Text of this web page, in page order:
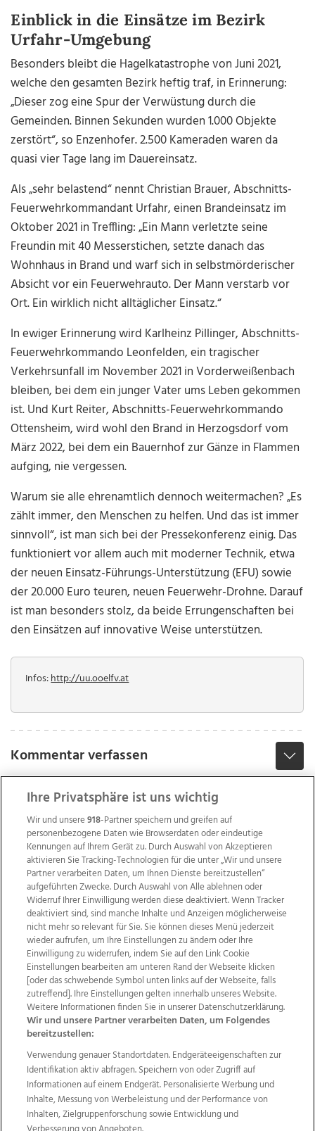
Einblick in die Einsätze im Bezirk
Urfahr-Umgebung
Besonders bleibt die Hagelkatastrophe von Juni 2021,
welche den gesamten Bezirk heftig traf, in Erinnerung:
„Dieser zog eine Spur der Verwüstung durch die
Gemeinden. Binnen Sekunden wurden 1.000 Objekte
zerstört“, so Enzenhofer. 2.500 Kameraden waren da
quasi vier Tage lang im Dauereinsatz.
Als „sehr belastend“ nennt Christian Brauer, Abschnitts-
Feuerwehrkommandant Urfahr, einen Brandeinsatz im
Oktober 2021 in Treffling: „Ein Mann verletzte seine
Freundin mit 40 Messerstichen, setzte danach das
Wohnhaus in Brand und warf sich in selbstmörderischer
Absicht vor ein Feuerwehrauto. Der Mann verstarb vor
Ort. Ein wirklich nicht alltäglicher Einsatz.“
In ewiger Erinnerung wird Karlheinz Pillinger, Abschnitts-
Feuerwehrkommando Leonfelden, ein tragischer
Verkehrsunfall im November 2021 in Vorderweißenbach
bleiben, bei dem ein junger Vater ums Leben gekommen
ist. Und Kurt Reiter,Abschnitts-Feuerwehrkommando
Ottensheim, wird wohl den Brand in Herzogsdorf vom
März 2022, bei dem ein Bauernhof zur Gänze in Flammen
aufging, nie vergessen.
Warum sie alle ehrenamtlich dennoch weitermachen? „Es
zählt immer, den Menschen zu helfen. Und das ist immer
sinnvoll“, ist man sich bei der Pressekonferenz einig. Das
funktioniert vor allem auch mit moderner Technik, etwa
der neuen Einsatz-Führungs-Unterstützung (EFU) sowie
der 20.000 Euro teuren, neuen Feuerwehr-Drohne. Darauf
ist man besonders stolz, da beide Errungenschaften bei
den Einsätzen auf innovative Weise unterstützen.
Infos:http://uu.ooelfv.at
Kommentar verfassen
Wir über uns Mediadaten Kontakt
Jobs
Datenschutz
Impressum
AGB Anzeigekunden
AGB Website
Ehrenkodex Politische Werbung
Weitere Angebote des Medienhauses Wimmer
TV1 di-mog-i.at OÖNow
Ischler Woche
Life Radio
OÖNachrichten
OÖN Immobilien
OÖN Karriere
OÖN Reise
Promenaden Galerien
Ihre Privatsphäre ist uns wichtig
Wir und unsere918-Partner speichern und greifen auf
personenbezogene Daten wie Browserdaten oder eindeutige
Kennungen auf Ihrem Gerät zu. Durch Auswahl von Akzeptieren
aktivieren Sie Tracking-Technologien für die unter „Wir und unsere
Partner verarbeiten Daten, um Ihnen Dienste bereitzustellen“
aufgeführten Zwecke. Durch Auswahl von Alle ablehnen oder
Widerruf Ihrer Einwilligung werden diese deaktiviert. Wenn Tracker
deaktiviert sind, sind manche Inhalte und Anzeigen möglicherweise
nicht mehr so relevant für Sie. Sie können dieses Menü jederzeit
wieder aufrufen, um Ihre Einstellungen zu ändern oder Ihre
Einwilligung zu widerrufen, indem Sie auf den Link Cookie
Einstellungen bearbeiten am unteren Rand der Webseite klicken
[oder das schwebende Symbol unten links auf der Webseite, falls
zutreffend]. Ihre Einstellungen gelten innerhalb unseres Website.
Weitere Informationen finden Sie in unserer Datenschutzerklärung.
Wir und unsere Partner verarbeiten Daten, um Folgendes
bereitzustellen:
Verwendung genauer Standortdaten. Endgeräteeigenschaften zur
Identifikation aktiv abfragen. Speichern von oder Zugriff auf
Informationen auf einem Endgerät. Personalisierte Werbung und
Inhalte, Messung von Werbeleistung und der Performance von
Inhalten, Zielgruppenforschung sowie Entwicklung und